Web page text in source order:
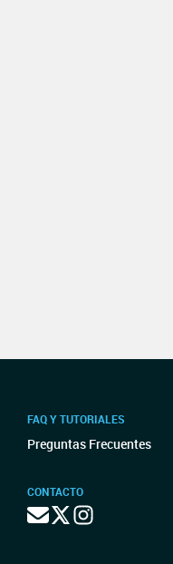
FAQ Y TUTORIALES
Preguntas Frecuentes
CONTACTO